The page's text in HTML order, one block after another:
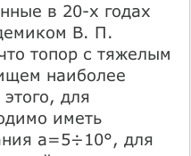
в 20-х годах
В. П.
топор с тяжелым
наиболее
для
иметь
а=5÷10°, для